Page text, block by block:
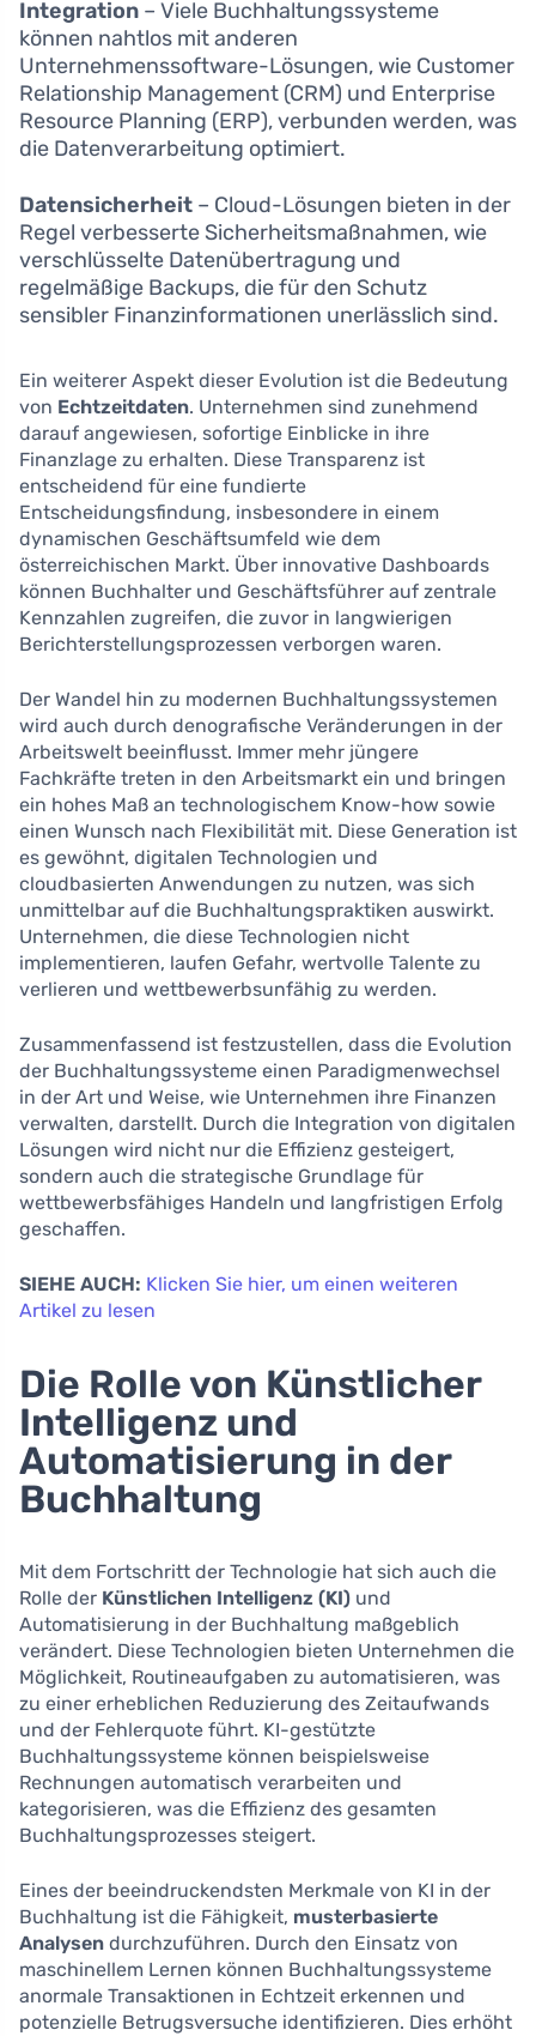
Integration – Viele Buchhaltungssysteme
können nahtlos mit anderen
Unternehmenssoftware-Lösungen, wie Customer
Relationship Management (CRM) und Enterprise
Resource Planning (ERP), verbunden werden, was
die Datenverarbeitung optimiert.
Datensicherheit – Cloud-Lösungen bieten in der
Regel verbesserte Sicherheitsmaßnahmen, wie
verschlüsselte Datenübertragung und
regelmäßige Backups, die für den Schutz
sensibler Finanzinformationen unerlässlich sind.
Ein weiterer Aspekt dieser Evolution ist die Bedeutung
von Echtzeitdaten. Unternehmen sind zunehmend
darauf angewiesen, sofortige Einblicke in ihre
Finanzlage zu erhalten. Diese Transparenz ist
entscheidend für eine fundierte
Entscheidungsfindung, insbesondere in einem
dynamischen Geschäftsumfeld wie dem
österreichischen Markt. Über innovative Dashboards
können Buchhalter und Geschäftsführer auf zentrale
Kennzahlen zugreifen, die zuvor in langwierigen
Berichterstellungsprozessen verborgen waren.
Der Wandel hin zu modernen Buchhaltungssystemen
wird auch durch denografische Veränderungen in der
Arbeitswelt beeinflusst. Immer mehr jüngere
Fachkräfte treten in den Arbeitsmarkt ein und bringen
ein hohes Maß an technologischem Know-how sowie
einen Wunsch nach Flexibilität mit. Diese Generation ist
es gewöhnt, digitalen Technologien und
cloudbasierten Anwendungen zu nutzen, was sich
unmittelbar auf die Buchhaltungspraktiken auswirkt.
Unternehmen, die diese Technologien nicht
implementieren, laufen Gefahr, wertvolle Talente zu
verlieren und wettbewerbsunfähig zu werden.
Zusammenfassend ist festzustellen, dass die Evolution
der Buchhaltungssysteme einen Paradigmenwechsel
in der Art und Weise, wie Unternehmen ihre Finanzen
verwalten, darstellt. Durch die Integration von digitalen
Lösungen wird nicht nur die Effizienz gesteigert,
sondern auch die strategische Grundlage für
wettbewerbsfähiges Handeln und langfristigen Erfolg
geschaffen.
SIEHE AUCH: Klicken Sie hier, um einen weiteren
Artikel zu lesen
Die Rolle von Künstlicher
Intelligenz und
Automatisierung in der
Buchhaltung
Mit dem Fortschritt der Technologie hat sich auch die
Rolle der Künstlichen Intelligenz (KI) und
Automatisierung in der Buchhaltung maßgeblich
verändert. Diese Technologien bieten Unternehmen die
Möglichkeit, Routineaufgaben zu automatisieren, was
zu einer erheblichen Reduzierung des Zeitaufwands
und der Fehlerquote führt. KI-gestützte
Buchhaltungssysteme können beispielsweise
Rechnungen automatisch verarbeiten und
kategorisieren, was die Effizienz des gesamten
Buchhaltungsprozesses steigert.
Eines der beeindruckendsten Merkmale von KI in der
Buchhaltung ist die Fähigkeit, musterbasierte
Analysen durchzuführen. Durch den Einsatz von
maschinellem Lernen können Buchhaltungssysteme
anormale Transaktionen in Echtzeit erkennen und
potenzielle Betrugsversuche identifizieren. Dies erhöht